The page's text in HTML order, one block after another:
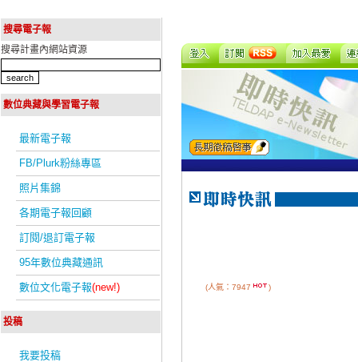
搜尋電子報
搜尋計畫內網站資源
數位典藏與學習電子報
最新電子報
FB/Plurk粉絲專區
照片集錦
各期電子報回顧
訂閱/退訂電子報
95年數位典藏通訊
數位文化電子報(new!)
投稿
我要投稿
(人氣：7947 )